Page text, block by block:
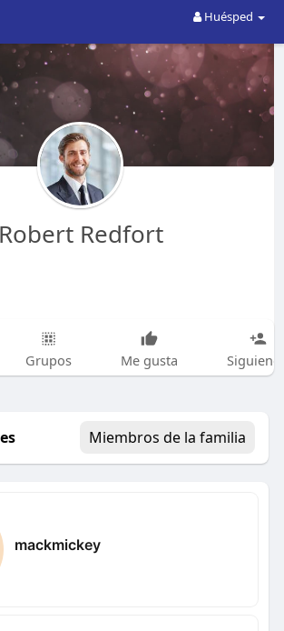
Huésped
Robert Redfort
Grupos Me gusta
Miembros de la familia
mackmickey